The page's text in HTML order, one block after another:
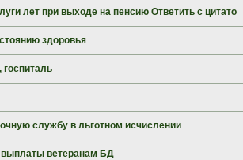
лет при выходе на пенсию Ответить с цитато
здоровья
госпиталь
службу в льготном исчислении
ветеранам БД